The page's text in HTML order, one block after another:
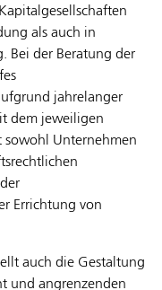
als auch in
Bei der Beratung der
jahrelanger
dem jeweiligen
sowohl Unternehmen
Errichtung von
auch die Gestaltung
und angrenzenden